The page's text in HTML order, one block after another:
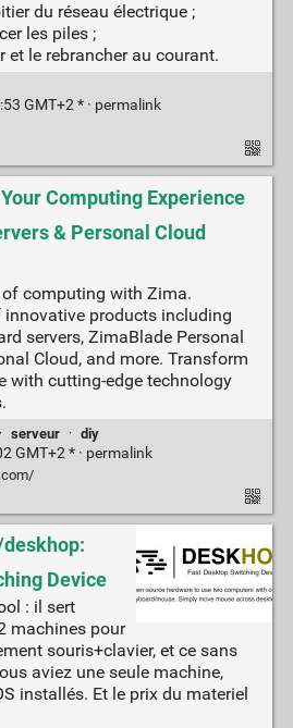
du réseau électrique ;
les piles ;
et le rebrancher au courant.
GMT+2 * · permalink
Computing Experience
& Personal Cloud
of computing with Zima.
innovative products including
servers, ZimaBlade Personal
Cloud, and more. Transform
with cutting-edge technology
· serveur · diy
GMT+2 * · permalink
Device
: il sert
machines pour
souris+clavier, et ce sans
aviez une seule machine,
installés. Et le prix du materiel